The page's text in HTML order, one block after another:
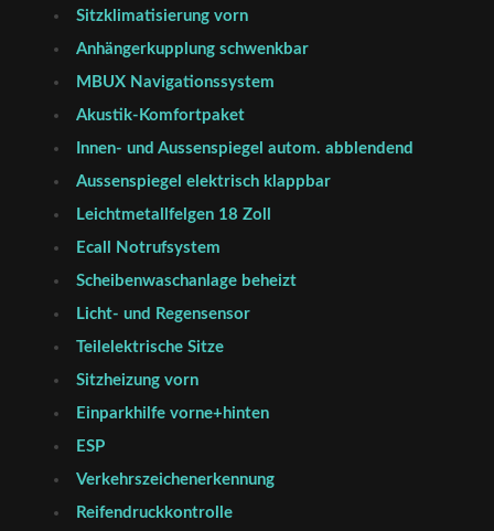
Sitzklimatisierung vorn
Anhängerkupplung schwenkbar
MBUX Navigationssystem
Akustik-Komfortpaket
Innen- und Aussenspiegel autom. abblendend
Aussenspiegel elektrisch klappbar
Leichtmetallfelgen 18 Zoll
Ecall Notrufsystem
Scheibenwaschanlage beheizt
Licht- und Regensensor
Teilelektrische Sitze
Sitzheizung vorn
Einparkhilfe vorne+hinten
ESP
Verkehrszeichenerkennung
Reifendruckkontrolle